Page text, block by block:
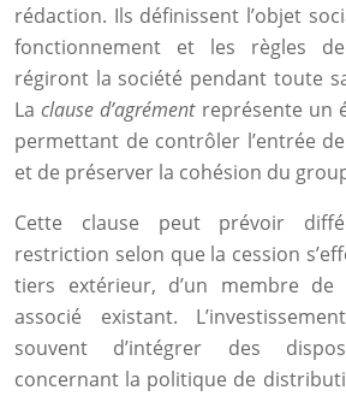
rédaction. Ils définissent l’objet
fonctionnement et les règles
régiront la société pendant toute
Laclause d’agrément représente un
permettant de contrôler l’entrée
et de préserver la cohésion du
Cette clause peut prévoir
restriction selon que la cession
tiers extérieur, d’un membre
associé existant.
souvent d’intégrer des
concernant la politique de